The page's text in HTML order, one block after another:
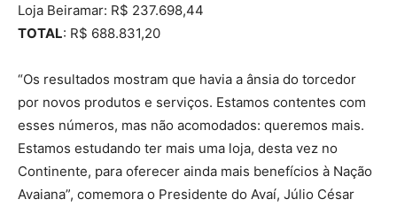
Loja Beiramar: R$ 237.698,44
TOTAL: R$ 688.831,20
“Os resultados mostram que havia a ânsia do torcedor
por novos produtos e serviços. Estamos contentes com
esses números, mas não acomodados: queremos mais.
Estamos estudando ter mais uma loja, desta vez no
Continente, para oferecer ainda mais benefícios à Nação
Avaiana”, comemora o Presidente do Avaí, Júlio César